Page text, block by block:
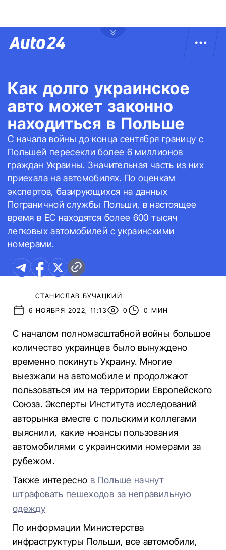
Как долго украинское
авто может законно
находиться в Польше
С начала войны до конца сентября границу с
Польшей пересекли более 6 миллионов
граждан Украины. Значительная часть из них
приехала на автомобилях. По оценкам
экспертов, базирующихся на данных
Пограничной службы Польши, в настоящее
время в ЕС находятся более 600 тысяч
легковых автомобилей с украинскими
номерами.
СТАНИСЛАВ БУЧАЦКИЙ
6 НОЯБРЯ 2022, 11:13
0 0 МИН
С началом полномасштабной войны большое
количество украинцев было вынуждено
временно покинуть Украину. Многие
выезжали на автомобиле и продолжают
пользоваться им на территории Европейского
Союза. Эксперты Института исследований
авторынка вместе с польскими коллегами
выяснили, какие нюансы пользования
автомобилями с украинскими номерами за
рубежом.
Также интересно в Польше начнут
штрафовать пешеходов за неправильную
одежду
По информации Министерства
инфраструктуры Польши, все автомобили,